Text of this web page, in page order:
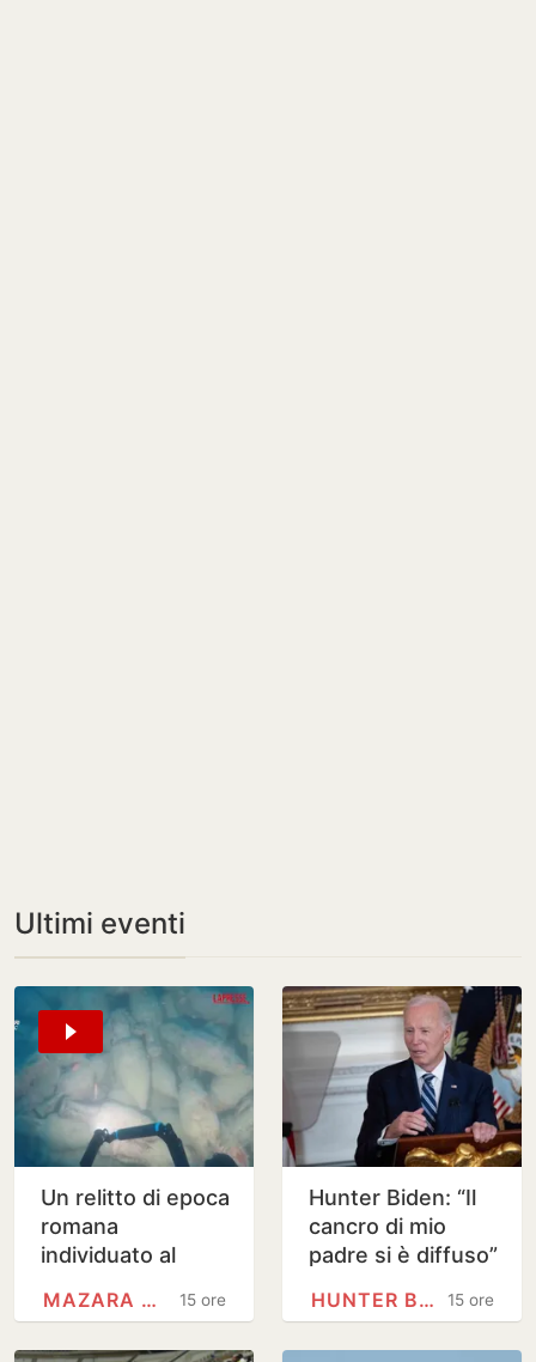
Ultimi eventi
Un relitto di epoca
romana
individuato al
del Vallo
15 ore
MAZARA DEL VALLO
Hunter Biden: “Il
cancro di mio
padre si è diffuso”
15 ore
HUNTER BIDEN